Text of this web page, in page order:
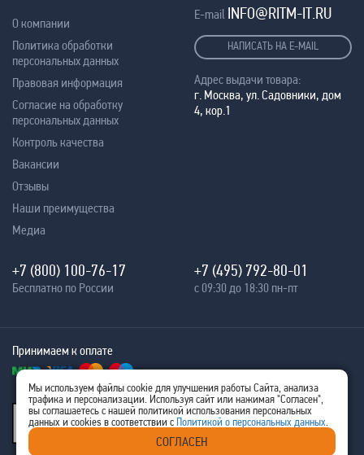
О компании
Политика обработки
персональных данных
Правовая информация
Согласие на обработку
персональных данных
Контроль качества
Вакансии
Отзывы
Наши преимущества
Медиа
E-mail INFO@RITM-IT.RU
НАПИСАТЬ НА E-MAIL
Адрес выдачи товара:
г. Москва, ул. Садовники, дом
4, кор.1
+7 (800) 100-76-17
Бесплатно по России
+7 (495) 792-80-01
с 09:30 до 18:30 пн-пт
Принимаем к оплате
® 2005 - 2026
Ritm-IT
Мы используем файлы cookie для улучшения работы Сайта, анализа
трафика и персонализации. Используя сайт или нажимая "Согласен",
вы соглашаетесь с нашей политикой использования персональных
данных и cookies в соответствии с Политикой о персональных данных
СОГЛАСЕН